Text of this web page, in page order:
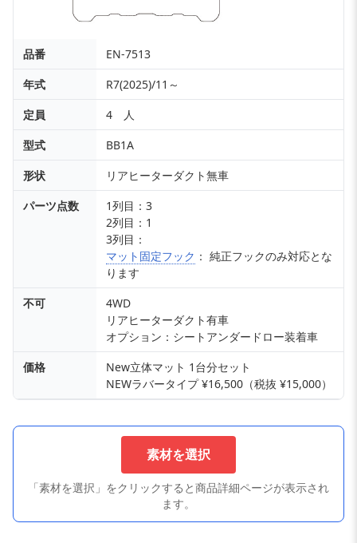
品番
EN-7513
年式
R7(2025)/11～
定員
4 人
型式
BB1A
形状
リアヒーターダクト無車
パーツ点数
1列目：3
2列目：1
3列目：
マット固定フック ： 純正フックのみ対応とな
ります
不可
4WD
リアヒーターダクト有車
オプション：シートアンダードロー装着車
価格
New立体マット 1台分セット
NEWラバータイプ ¥16,500（税抜 ¥15,000）
素材を選択
「素材を選択」をクリックすると商品詳細ページが表示され
ます。